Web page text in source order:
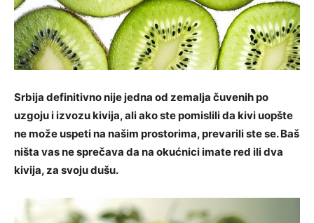
Srbija definitivno nije jedna od zemalja čuvenih po
uzgoju i izvozu kivija, ali ako ste pomislili da kivi uopšte
ne može uspeti na našim prostorima, prevarili ste se. Baš
ništa vas ne sprečava da na okućnici imate red ili dva
kivija, za svoju dušu.